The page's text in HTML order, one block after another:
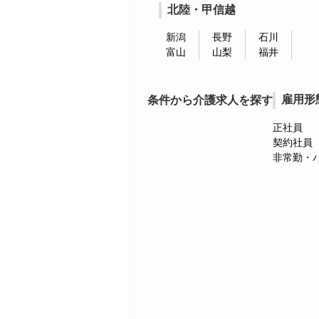
北陸・甲信越
新潟 長野
石川
富山
山梨 福井
条件から介護求人を探す 雇用形
正社員
契約社員
非常勤・